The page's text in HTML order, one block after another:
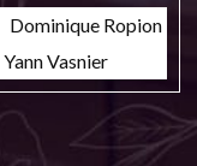
Dominique Ropion
Yann Vasnier